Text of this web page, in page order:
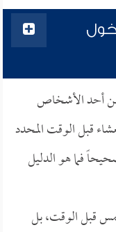
أحد الأشخاص
قبل الوقت المحدد
فما هو الدليل
قبل الوقت، بل